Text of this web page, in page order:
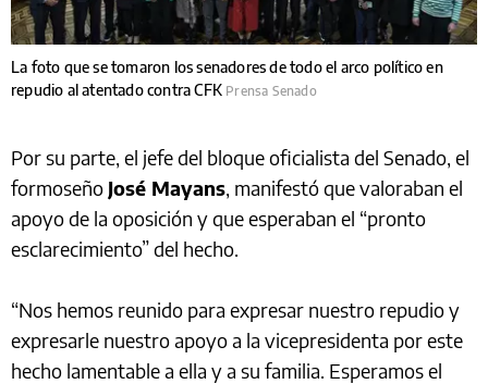
La foto que se tomaron los senadores de todo el arco político en
repudio al atentado contra CFK Prensa Senado
Por su parte, el jefe del bloque oficialista del Senado, el
formoseño José Mayans, manifestó que valoraban el
apoyo de la oposición y que esperaban el “pronto
esclarecimiento” del hecho.
“Nos hemos reunido para expresar nuestro repudio y
expresarle nuestro apoyo a la vicepresidenta por este
hecho lamentable a ella y a su familia. Esperamos el